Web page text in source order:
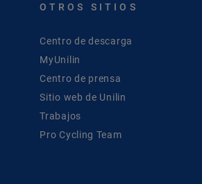
OTROS SITIOS
Centro de descarga
MyUnilin
Centro de prensa
Sitio web de Unilin
Trabajos
Pro Cycling Team